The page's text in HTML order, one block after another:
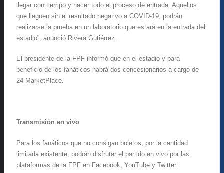
llegar con tiempo y hacer todo el proceso de entrada. Aquellos
que lleguen sin el resultado negativo a COVID-19, podrán
realizarse la prueba en un laboratorio que estará en la entrada del
estadio”, anunció Rivera Gutiérrez.
El presidente de la FPF informó que en el estadio y para
beneficio de los fanáticos habrá dos concesionarios a cargo de
24 MarketPlace.
Transmisión en vivo
Para los fanáticos que no consigan boletos, por la cantidad
limitada existente, podrán disfrutar el partido en vivo por las
plataformas de la FPF en Facebook, YouTube y Twitter.